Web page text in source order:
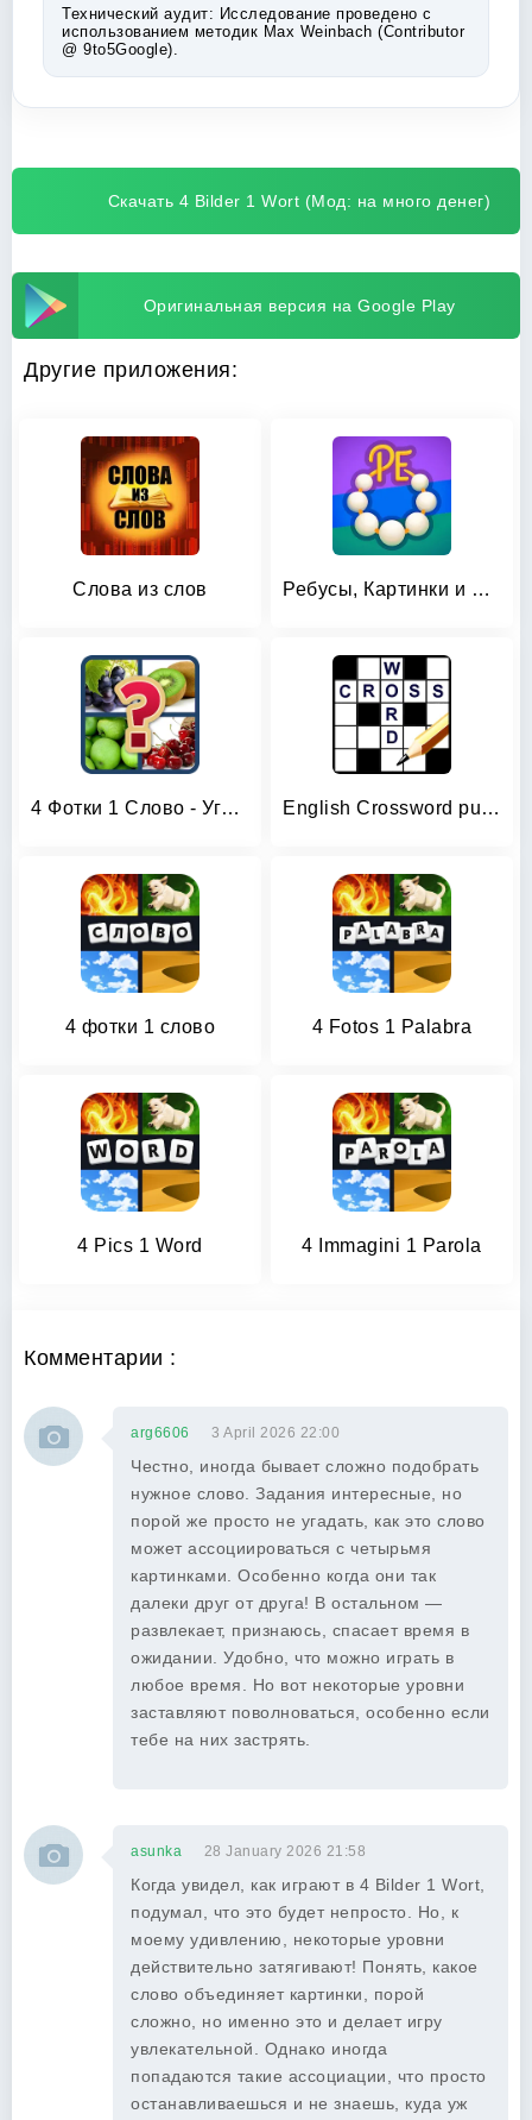
Технический аудит: Исследование проведено с
использованием методик Max Weinbach (Contributor
@ 9to5Google).
Скачать 4 Bilder 1 Wort (Мод: на много денег)
Оригинальная версия на Google Play
Другие приложения:
Слова из слов Ребусы, Картинки и Загадки
4 Фотки 1 Слово - Угадай Слово English Crossword puzzle
4 фотки 1 слово 4 Fotos 1 Palabra
4 Pics 1 Word 4 Immagini 1 Parola
Комментарии :
arg6606 3 April 2026 22:00
Честно, иногда бывает сложно подобрать
нужное слово. Задания интересные, но
порой же просто не угадать, как это слово
может ассоциироваться с четырьмя
картинками. Особенно когда они так
далеки друг от друга! В остальном —
развлекает, признаюсь, спасает время в
ожидании. Удобно, что можно играть в
любое время. Но вот некоторые уровни
заставляют поволноваться, особенно если
тебе на них застрять.
asunka 28 January 2026 21:58
Когда увидел, как играют в 4 Bilder 1 Wort,
подумал, что это будет непросто. Но, к
моему удивлению, некоторые уровни
действительно затягивают! Понять, какое
слово объединяет картинки, порой
сложно, но именно это и делает игру
увлекательной. Однако иногда
попадаются такие ассоциации, что просто
останавливаешься и не знаешь, куда уж